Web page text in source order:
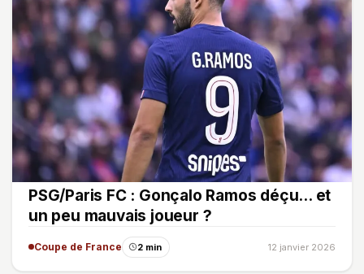
PSG/Paris FC : Gonçalo Ramos déçu... et
un peu mauvais joueur ?
Coupe de France 2 min 12 janvier 2026